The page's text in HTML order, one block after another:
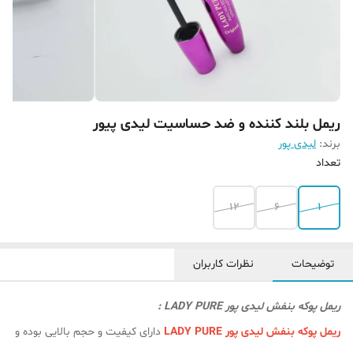
ریمل بلند کننده و ضد حساسیت لیدی پیور
برند: لیدی پور
تعداد
1
6
12
توضیحات نظرات کاربران
ریمل پوکه بنفش لیدی پور LADY PURE :
ریمل پوکه بنفش لیدی پور LADY PURE
دارای کیفیت و حجم بالایی بوده و